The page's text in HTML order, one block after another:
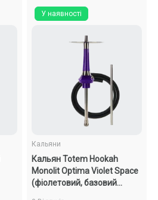
У наявності
Кальяни
Кальян Totem Hookah
Monolit Optima Violet Space
(фіолетовий, базовий